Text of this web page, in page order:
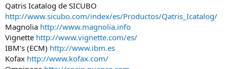
Qatris Icatalog de SICUBO
http://www.sicubo.com/index/es/Productos/Qatris_Icatalog/
Magnolia http://www.magnolia.info
Vignette http://www.vignette.com/es/
IBM’s (ECM) http://www.ibm.es
Kofax http://www.kofax.com/